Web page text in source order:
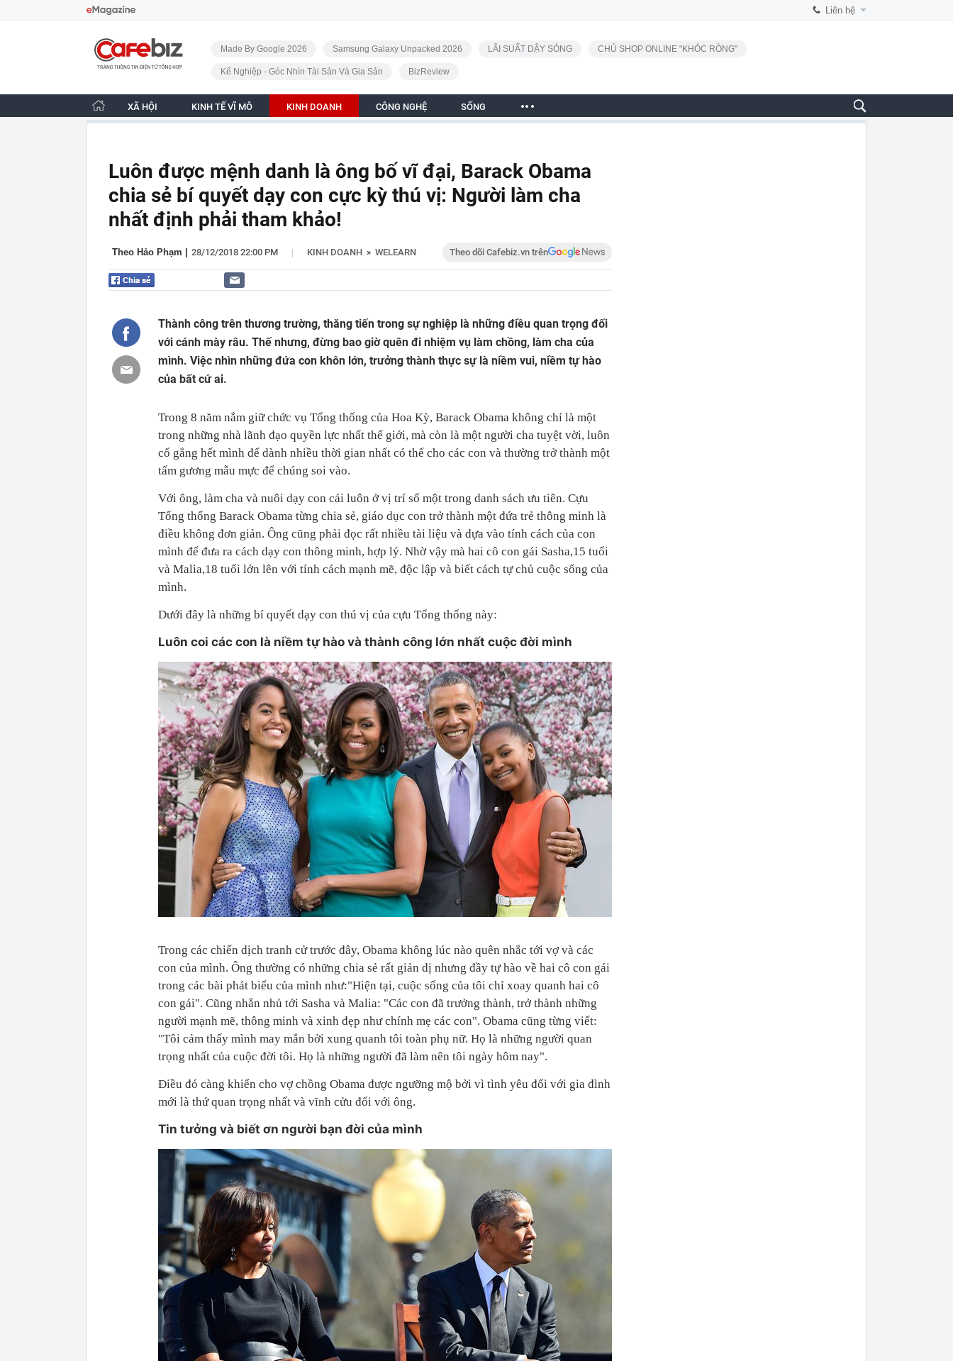
Liên hệ
CafeBiz - Trang chủ
Made By Google 2026 Samsung Galaxy Unpacked 2026 LÃI SUẤT DẬY SÓNG CHỦ SHOP ONLINE "KHÓC RÒNG"
Kế Nghiệp - Góc Nhìn Tài Sản Và Gia Sản BizReview
XÃ HỘI KINH TẾ VĨ MÔ KINH DOANH CÔNG NGHỆ SỐNG
Luôn được mệnh danh là ông bố vĩ đại, Barack Obama
chia sẻ bí quyết dạy con cực kỳ thú vị: Người làm cha
nhất định phải tham khảo!
Theo Hảo Phạm 28/12/2018 22:00 PM | KINH DOANH » WELEARN Theo dõi Cafebiz.vn trên
Thành công trên thương trường, thăng tiến trong sự nghiệp là những điều quan trọng đối
với cánh mày râu. Thế nhưng, đừng bao giờ quên đi nhiệm vụ làm chồng, làm cha của
mình. Việc nhìn những đứa con khôn lớn, trưởng thành thực sự là niềm vui, niềm tự hào
của bất cứ ai.
Trong 8 năm nắm giữ chức vụ Tổng thống của Hoa Kỳ, Barack Obama không chỉ là một
trong những nhà lãnh đạo quyền lực nhất thế giới, mà còn là một người cha tuyệt vời, luôn
cố gắng hết mình để dành nhiều thời gian nhất có thể cho các con và thường trở thành một
tấm gương mẫu mực để chúng soi vào.
Với ông, làm cha và nuôi dạy con cái luôn ở vị trí số một trong danh sách ưu tiên. Cựu
Tổng thống Barack Obama từng chia sẻ, giáo dục con trở thành một đứa trẻ thông minh là
điều không đơn giản. Ông cũng phải đọc rất nhiều tài liệu và dựa vào tính cách của con
mình để đưa ra cách dạy con thông minh, hợp lý. Nhờ vậy mà hai cô con gái Sasha,15 tuổi
và Malia,18 tuổi lớn lên với tính cách mạnh mẽ, độc lập và biết cách tự chủ cuộc sống của
mình.
Dưới đây là những bí quyết dạy con thú vị của cựu Tổng thống này:
Luôn coi các con là niềm tự hào và thành công lớn nhất cuộc đời mình
Trong các chiến dịch tranh cử trước đây, Obama không lúc nào quên nhắc tới vợ và các
con của mình. Ông thường có những chia sẻ rất giản dị nhưng đầy tự hào về hai cô con gái
trong các bài phát biểu của mình như:"Hiện tại, cuộc sống của tôi chỉ xoay quanh hai cô
con gái". Cũng nhắn nhủ tới Sasha và Malia: "Các con đã trưởng thành, trở thành những
người mạnh mẽ, thông minh và xinh đẹp như chính mẹ các con". Obama cũng từng viết:
"Tôi cảm thấy mình may mắn bởi xung quanh tôi toàn phụ nữ. Họ là những người quan
trọng nhất của cuộc đời tôi. Họ là những người đã làm nên tôi ngày hôm nay".
Điều đó càng khiến cho vợ chồng Obama được ngưỡng mộ bởi vì tình yêu đối với gia đình
mới là thứ quan trọng nhất và vĩnh cửu đối với ông.
Tin tưởng và biết ơn người bạn đời của mình